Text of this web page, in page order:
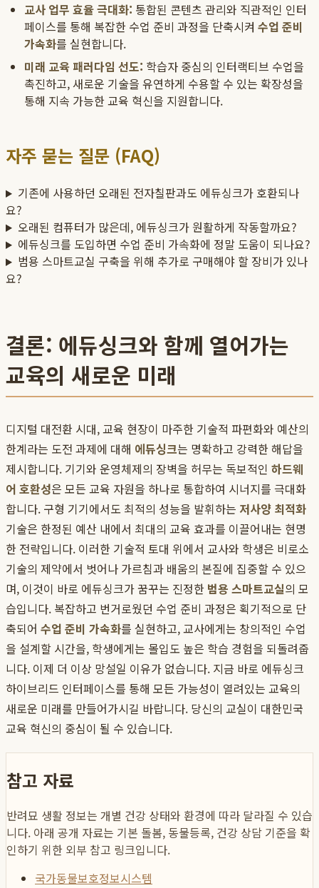
교사 업무 효율 극대화: 통합된 콘텐츠 관리와 직관적인 인터
페이스를 통해 복잡한 수업 준비 과정을 단축시켜 수업 준비
가속화를 실현합니다.
미래 교육 패러다임 선도: 학습자 중심의 인터랙티브 수업을
촉진하고, 새로운 기술을 유연하게 수용할 수 있는 확장성을
통해 지속 가능한 교육 혁신을 지원합니다.
자주 묻는 질문 (FAQ)
기존에 사용하던 오래된 전자칠판과도 에듀싱크가 호환되나
요?
오래된 컴퓨터가 많은데, 에듀싱크가 원활하게 작동할까요?
에듀싱크를 도입하면 수업 준비 가속화에 정말 도움이 되나요?
범용 스마트교실 구축을 위해 추가로 구매해야 할 장비가 있나
요?
결론: 에듀싱크와 함께 열어가는
교육의 새로운 미래
디지털 대전환 시대, 교육 현장이 마주한 기술적 파편화와 예산의
한계라는 도전 과제에 대해 에듀싱크는 명확하고 강력한 해답을
제시합니다. 기기와 운영체제의 장벽을 허무는 독보적인 하드웨
어 호환성은 모든 교육 자원을 하나로 통합하여 시너지를 극대화
합니다. 구형 기기에서도 최적의 성능을 발휘하는 저사양 최적화
기술은 한정된 예산 내에서 최대의 교육 효과를 이끌어내는 현명
한 전략입니다. 이러한 기술적 토대 위에서 교사와 학생은 비로소
기술의 제약에서 벗어나 가르침과 배움의 본질에 집중할 수 있으
며, 이것이 바로 에듀싱크가 꿈꾸는 진정한 범용 스마트교실의 모
습입니다. 복잡하고 번거로웠던 수업 준비 과정은 획기적으로 단
축되어 수업 준비 가속화를 실현하고, 교사에게는 창의적인 수업
을 설계할 시간을, 학생에게는 몰입도 높은 학습 경험을 되돌려줍
니다. 이제 더 이상 망설일 이유가 없습니다. 지금 바로 에듀싱크
하이브리드 인터페이스를 통해 모든 가능성이 열려있는 교육의
새로운 미래를 만들어가시길 바랍니다. 당신의 교실이 대한민국
교육 혁신의 중심이 될 수 있습니다.
참고 자료
반려묘 생활 정보는 개별 건강 상태와 환경에 따라 달라질 수 있습
니다. 아래 공개 자료는 기본 돌봄, 동물등록, 건강 상담 기준을 확
인하기 위한 외부 참고 링크입니다.
국가동물보호정보시스템